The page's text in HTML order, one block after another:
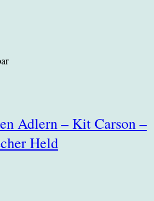
Adlern – Kit Carson –
Held